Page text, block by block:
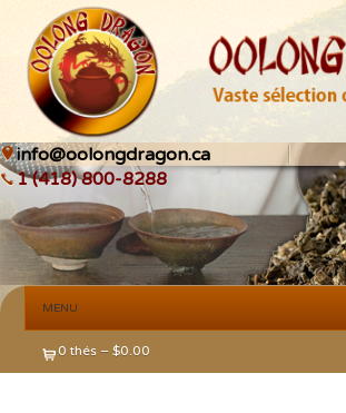
info@oolongdragon.ca
1 (418) 800-8288
MENU
0 thés – $0.00